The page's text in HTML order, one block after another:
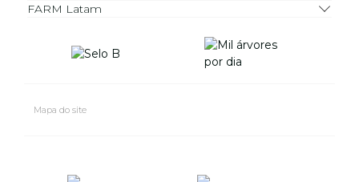
FARM Latam
Mapa do site